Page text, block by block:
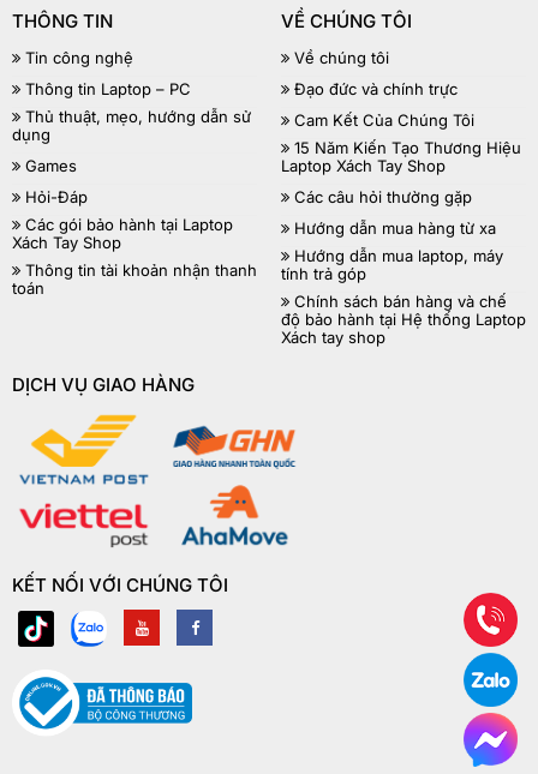
THÔNG TIN
Tin công nghệ
Thông tin Laptop – PC
Thủ thuật, mẹo, hướng dẫn sử
dụng
Games
Hỏi-Đáp
Các gói bảo hành tại Laptop
Xách Tay Shop
Thông tin tài khoản nhận thanh
toán
VỀ CHÚNG TÔI
Về chúng tôi
Đạo đức và chính trực
Cam Kết Của Chúng Tôi
15 Năm Kiến Tạo Thương Hiệu
Laptop Xách Tay Shop
Các câu hỏi thường gặp
Hướng dẫn mua hàng từ xa
Hướng dẫn mua laptop, máy
tính trả góp
Chính sách bán hàng và chế
độ bảo hành tại Hệ thống Laptop
Xách tay shop
DỊCH VỤ GIAO HÀNG
KẾT NỐI VỚI CHÚNG TÔI